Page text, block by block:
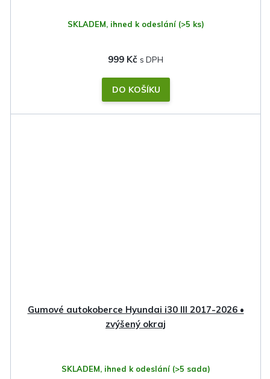
SKLADEM, ihned k odeslání (>5 ks)
999 Kč
DO KOŠÍKU
Gumové autokoberce Hyundai i30 III 2017-2026 •
zvýšený okraj
SKLADEM, ihned k odeslání (>5 sada)